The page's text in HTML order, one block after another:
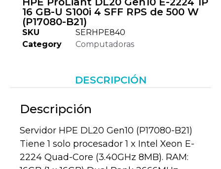
16 GB-U S100i 4 SFF RPS de 500 W
(P17080-B21)
SKU
SERHPE840
Category
Computadoras
DESCRIPCIÓN
Descripción
Servidor HPE DL20 Gen10 (P17080-B21)
Tiene 1 solo procesador 1 x Intel Xeon E-
2224 Quad-Core (3.40GHz 8MB). RAM: